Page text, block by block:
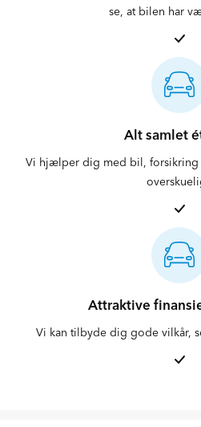
se, at bilen har
Alt samlet
Vi hjælper dig med bil, forsikring
Attraktive
Vi kan tilbyde dig gode vilkår,